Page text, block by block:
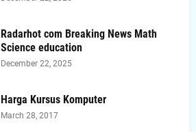
Radarhot com Breaking News Math
Science education
December 22, 2025
Harga Kursus Komputer
March 28, 2017